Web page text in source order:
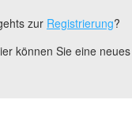
zur Registrierung?
können Sie eine neues